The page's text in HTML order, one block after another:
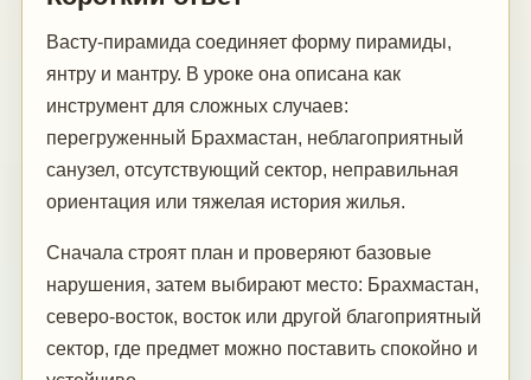
Васту-пирамида соединяет форму пирамиды,
янтру и мантру. В уроке она описана как
инструмент для сложных случаев:
перегруженный Брахмастан, неблагоприятный
санузел, отсутствующий сектор, неправильная
ориентация или тяжелая история жилья.
Сначала строят план и проверяют базовые
нарушения, затем выбирают место: Брахмастан,
северо-восток, восток или другой благоприятный
сектор, где предмет можно поставить спокойно и